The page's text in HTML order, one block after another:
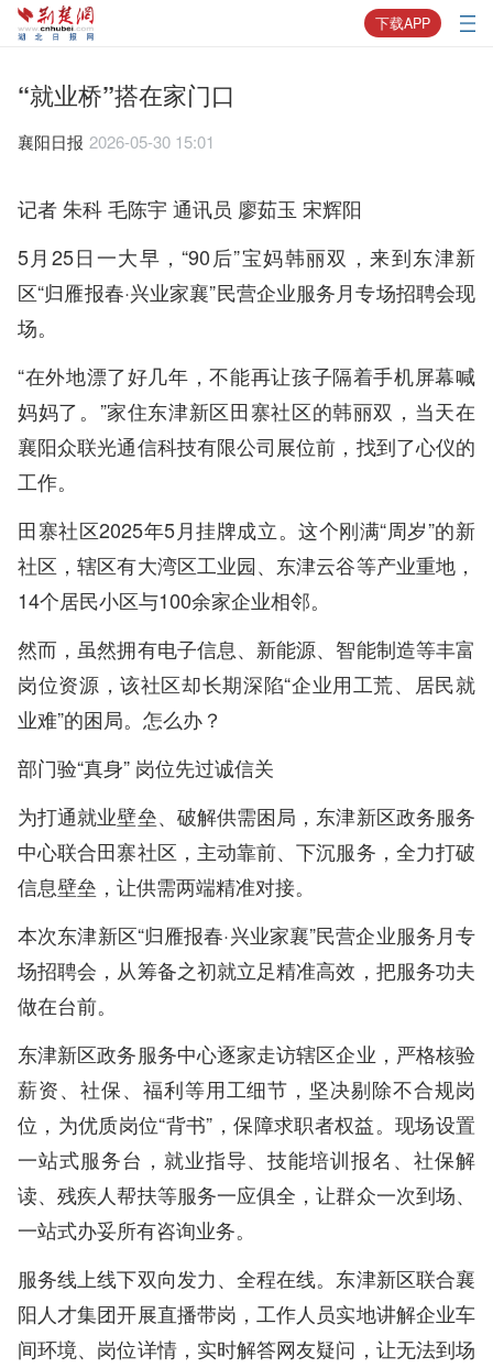
下载APP
“就业桥”搭在家门口
襄阳日报 2026-05-30 15:01
记者 朱科 毛陈宇 通讯员 廖茹玉 宋辉阳
5月25日一大早，“90后”宝妈韩丽双，来到东津新
区“归雁报春·兴业家襄”民营企业服务月专场招聘会现
场。
“在外地漂了好几年，不能再让孩子隔着手机屏幕喊
妈妈了。”家住东津新区田寨社区的韩丽双，当天在
襄阳众联光通信科技有限公司展位前，找到了心仪的
工作。
田寨社区2025年5月挂牌成立。这个刚满“周岁”的新
社区，辖区有大湾区工业园、东津云谷等产业重地，
14个居民小区与100余家企业相邻。
然而，虽然拥有电子信息、新能源、智能制造等丰富
岗位资源，该社区却长期深陷“企业用工荒、居民就
业难”的困局。怎么办？
部门验“真身” 岗位先过诚信关
为打通就业壁垒、破解供需困局，东津新区政务服务
中心联合田寨社区，主动靠前、下沉服务，全力打破
信息壁垒，让供需两端精准对接。
本次东津新区“归雁报春·兴业家襄”民营企业服务月专
场招聘会，从筹备之初就立足精准高效，把服务功夫
做在台前。
东津新区政务服务中心逐家走访辖区企业，严格核验
薪资、社保、福利等用工细节，坚决剔除不合规岗
位，为优质岗位“背书”，保障求职者权益。现场设置
一站式服务台，就业指导、技能培训报名、社保解
读、残疾人帮扶等服务一应俱全，让群众一次到场、
一站式办妥所有咨询业务。
服务线上线下双向发力、全程在线。东津新区联合襄
阳人才集团开展直播带岗，工作人员实地讲解企业车
间环境、岗位详情，实时解答网友疑问，让无法到场